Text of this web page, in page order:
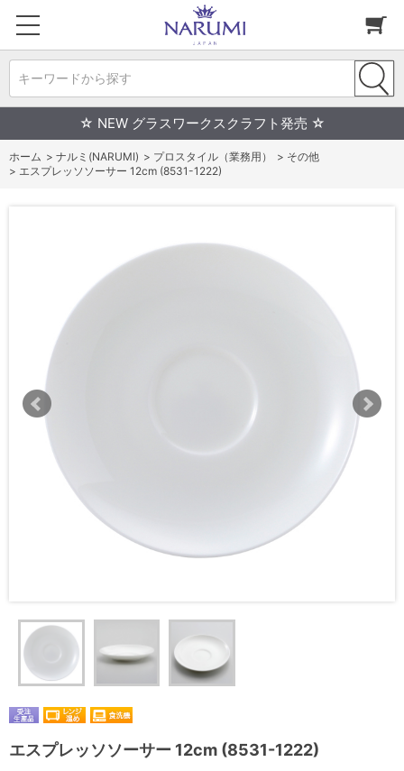
キーワードから探す
☆ NEW グラスワークスクラフト発売 ☆
ホーム > ナルミ(NARUMI) > プロスタイル（業務用） > その他
> エスプレッソソーサー 12cm (8531-1222)
エスプレッソソーサー 12cm (8531-1222)